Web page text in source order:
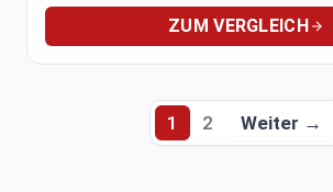
ZUM VERGLEICH
1 2 Weiter →